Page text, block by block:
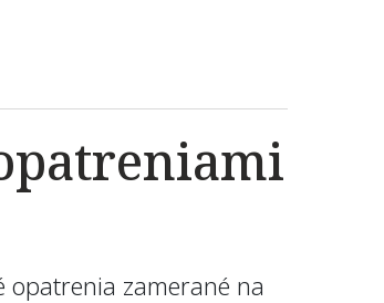
opatrenia zamerané na